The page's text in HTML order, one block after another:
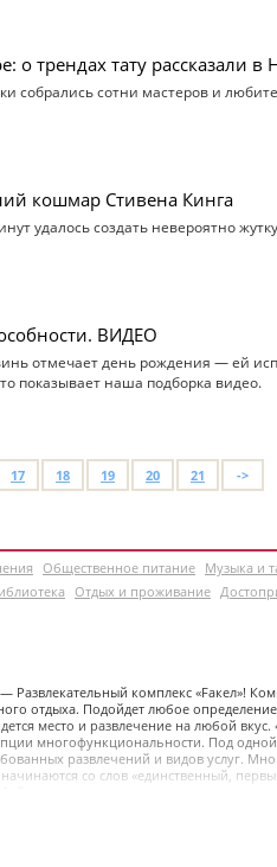
трендах тату рассказали в
собрались сотни мастеров и
кошмар Стивена Кинга
удалось создать невероятно
ВИДЕО
отмечает день рождения — ей
показывает наша подборка видео.
17 18 19 20 21 ->
Общественное питание Музыка и
Отдых и проживание
Развлекательный комплекс «Fакел»!
отдыха. Подойдет любое
место и развлечение на любой
многофункциональности. Под
развлечений и видов услуг.
со слов «единственный,